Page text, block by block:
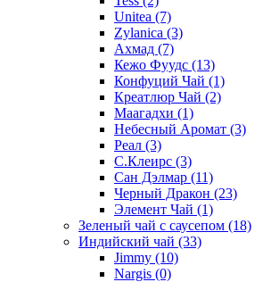
Unitea (7)
Zylanica (3)
Ахмад (7)
Кежо Фуудс (13)
Конфуций Чай (1)
Креатлюр Чай (2)
Маагадхи (1)
Небесный Аромат (3)
Реал (3)
С.Клеирс (3)
Сан Дэлмар (11)
Черный Дракон (23)
Элемент Чай (1)
Зеленый чай с саусепом (18)
Индийский чай (33)
Jimmy (10)
Nargis (0)